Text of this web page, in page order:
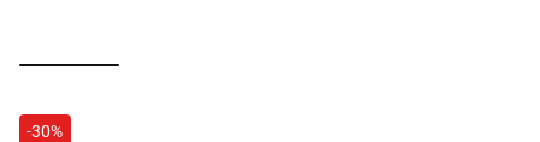
-30%